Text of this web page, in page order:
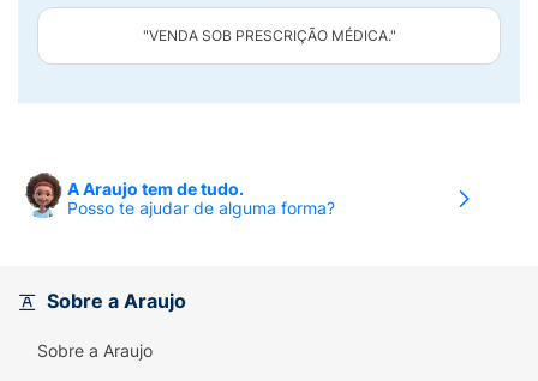
"VENDA SOB PRESCRIÇÃO MÉDICA."
A Araujo tem de tudo.
Posso te ajudar de alguma forma?
Sobre a Araujo
Sobre a Araujo